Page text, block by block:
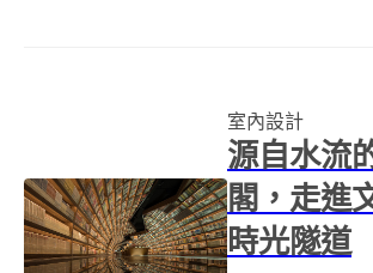
用大量原木家具
室內設計
源自水流
閣，走進
時光隧道